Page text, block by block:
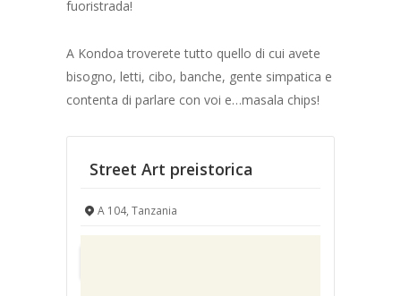
fuoristrada!
A Kondoa troverete tutto quello di cui avete
bisogno, letti, cibo, banche, gente simpatica e
contenta di parlare con voi e…masala chips!
Street Art preistorica
A 104, Tanzania